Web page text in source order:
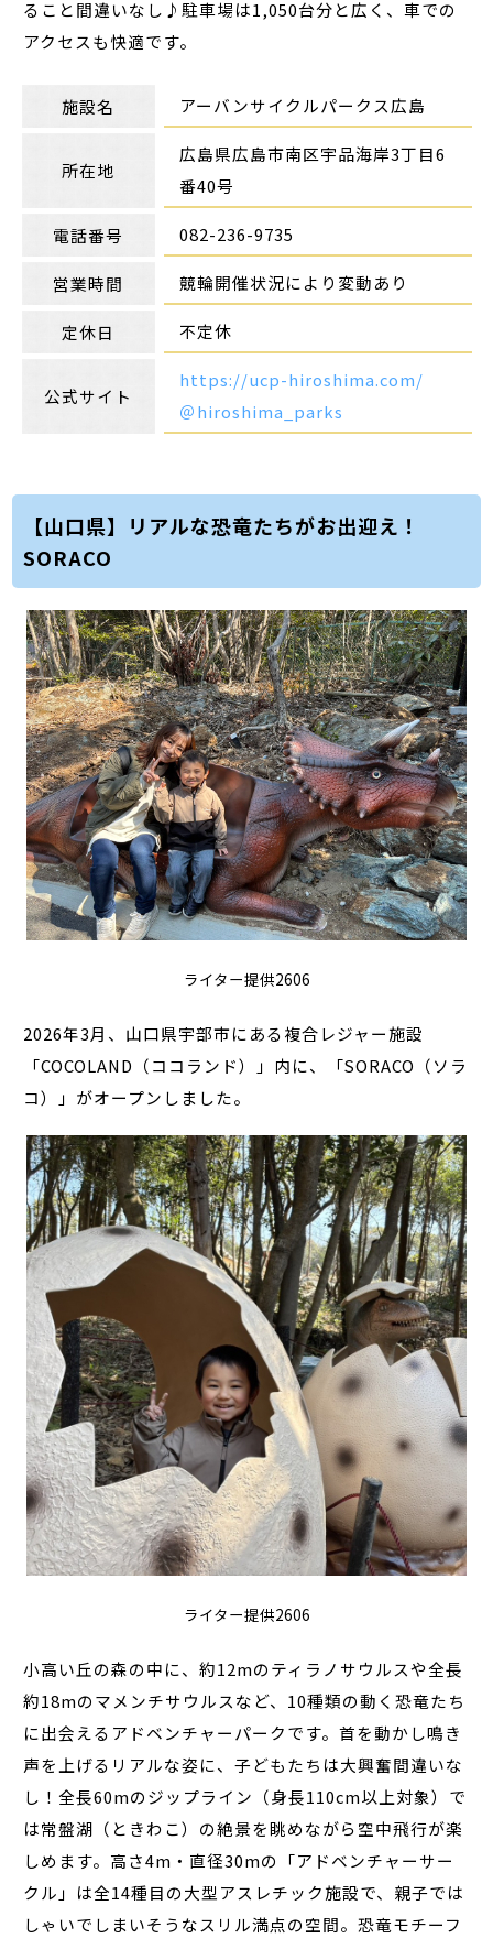
ること間違いなし♪駐車場は1,050台分と広く、車での
アクセスも快適です。
施設名 アーバンサイクルパークス広島
所在地
広島県広島市南区宇品海岸3丁目6
番40号
電話番号 082-236-9735
営業時間 競輪開催状況により変動あり
定休日 不定休
公式サイト
https://ucp-hiroshima.com/
＠hiroshima_parks
【山口県】リアルな恐竜たちがお出迎え！
SORACO
ライター提供2606
2026年3月、山口県宇部市にある複合レジャー施設
「COCOLAND（ココランド）」内に、「SORACO（ソラ
コ）」がオープンしました。
ライター提供2606
小高い丘の森の中に、約12mのティラノサウルスや全長
約18mのマメンチサウルスなど、10種類の動く恐竜たち
に出会えるアドベンチャーパークです。首を動かし鳴き
声を上げるリアルな姿に、子どもたちは大興奮間違いな
し！全長60mのジップライン（身長110cm以上対象）で
は常盤湖（ときわこ）の絶景を眺めながら空中飛行が楽
しめます。高さ4m・直径30mの「アドベンチャーサー
クル」は全14種目の大型アスレチック施設で、親子では
しゃいでしまいそうなスリル満点の空間。恐竜モチーフ